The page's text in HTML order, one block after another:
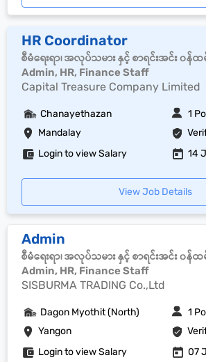
HR Coordinator
စီမံရေးရာ၊ အလုပ်သမား နှင့် စာရင်းအင်း ၀န်ထမ်
Admin, HR, Finance Staff
Capital Treasure Company Limited
Mandalay
Chanayethazan 1
Login to view Salary 14
View Job Details
Admin
စီမံရေးရာ၊ အလုပ်သမား နှင့် စာရင်းအင်း ၀န်ထမ်
Admin, HR, Finance Staff
SISBURMA TRADING Co.,Ltd
Yangon
Dagon Myothit (North) 1
Login to view Salary 07